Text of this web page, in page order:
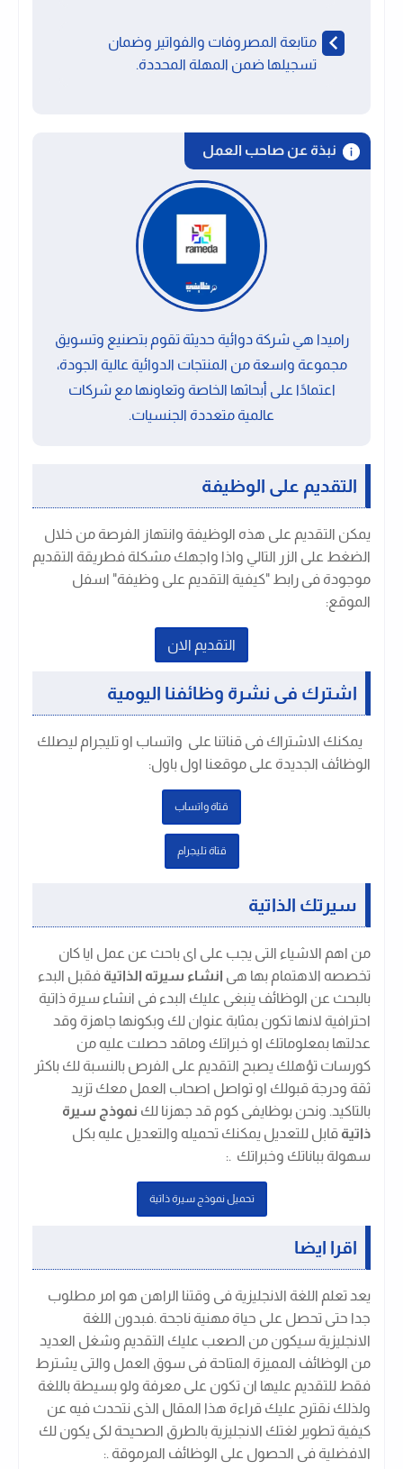
متابعة المصروفات والفواتير وضمان
تسجيلها ضمن المهلة المحددة.
نبذة عن صاحب العمل
راميدا هي شركة دوائية حديثة تقوم بتصنيع وتسويق
مجموعة واسعة من المنتجات الدوائية عالية الجودة،
اعتمادًا على أبحاثها الخاصة وتعاونها مع شركات
عالمية متعددة الجنسيات.
التقديم على الوظيفة
يمكن التقديم على هذه الوظيفة وانتهاز الفرصة من خلال
الضغط على الزر التالي واذا واجهك مشكلة فطريقة التقديم
موجودة فى رابط "كيفية التقديم على وظيفة" اسفل
الموقع:
التقديم الان
اشترك فى نشرة وظائفنا اليومية
يمكنك الاشتراك فى قناتنا على واتساب او تليجرام ليصلك
الوظائف الجديدة على موقعنا اول باول:
قتاة واتساب
قتاة تليجرام
سيرتك الذاتية
من اهم الاشياء التى يجب على اى باحث عن عمل ايا كان
تخصصه الاهتمام بها هى انشاء سيرته الذاتية فقبل البدء
بالبحث عن الوظائف ينبغى عليك البدء فى انشاء سيرة ذاتية
احترافية لانها تكون بمثابة عنوان لك وبكونها جاهزة وقد
عدلتها بمعلوماتك او خبراتك وماقد حصلت عليه من
كورسات تؤهلك يصبح التقديم على الفرص بالنسبة لك باكثر
ثقة ودرجة قبولك او تواصل اصحاب العمل معك تزيد
بالتاكيد. ونحن بوظايفى كوم قد جهزنا لك نموذج سيرة
ذاتية قابل للتعديل يمكنك تحميله والتعديل عليه بكل
سهولة بباناتك وخبراتك .:
تحميل نموذج سيرة ذاتية
اقرا ايضا
يعد تعلم اللغة الانجليزية فى وقتنا الراهن هو امر مطلوب
جدا حتى تحصل على حياة مهنية ناجحة .فبدون اللغة
الانجليزية سيكون من الصعب عليك التقديم وشغل العديد
من الوظائف المميزة المتاحة فى سوق العمل والتى يشترط
فقط للتقديم عليها ان تكون على معرفة ولو بسيطة باللغة
ولذلك نقترح عليك قراءة هذا المقال الذى نتحدث فيه عن
كيفية تطوير لغتك الانجليزية بالطرق الصحيحة لكى يكون لك
الافضلية فى الحصول على الوظائف المرموقة .: